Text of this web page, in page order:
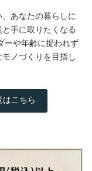
あなたの暮らしに
手に取りたくなる
ーや年齢に捉われず
ノづくりを目指し
はこちら